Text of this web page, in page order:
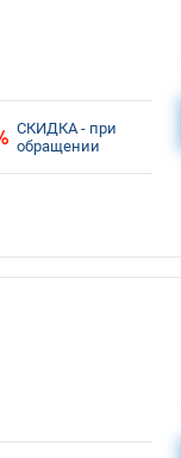
СКИДКА - при
обращении